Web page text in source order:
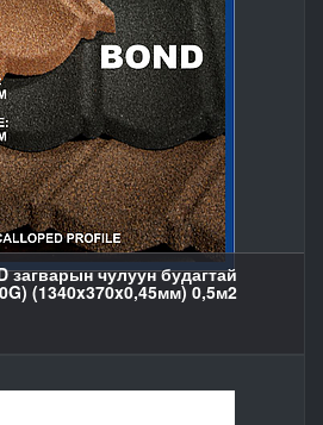
загварын чулуун будагтай
(1340x370x0,45мм) 0,5м2